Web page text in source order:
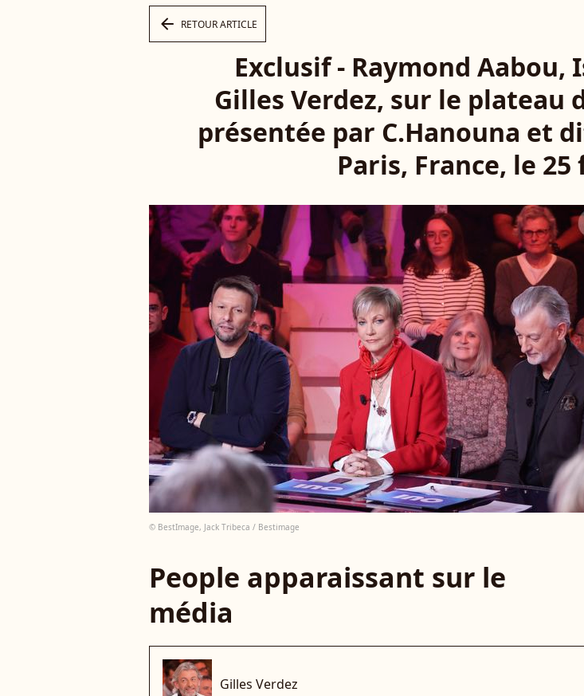
arrow_left RETOUR ARTICLE
Exclusif - Raymond Aabou,
Gilles Verdez, sur le plateau
présentée par C.Hanouna et
Paris, France, le
© BestImage, Jack Tribeca / Bestimage
People apparaissant sur le
média
Gilles Verdez